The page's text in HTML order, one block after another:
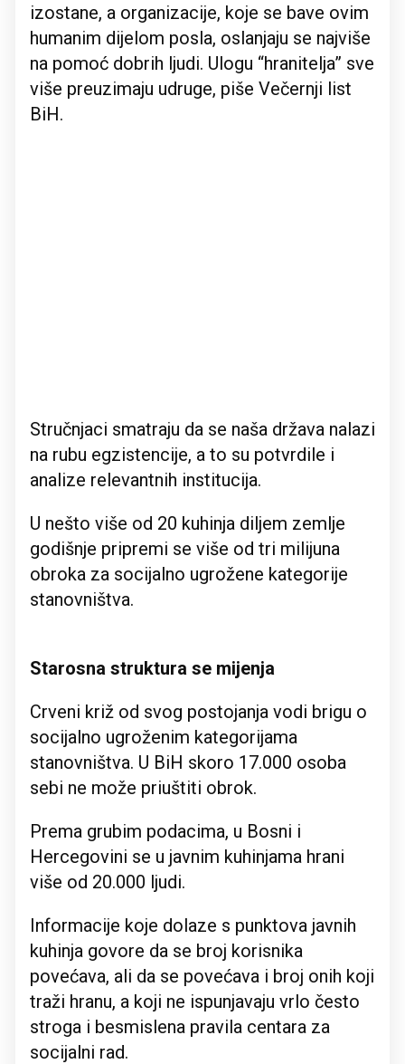
izostane, a organizacije, koje se bave ovim
humanim dijelom posla, oslanjaju se najviše
na pomoć dobrih ljudi. Ulogu “hranitelja” sve
više preuzimaju udruge, piše Večernji list
BiH.
Stručnjaci smatraju da se naša država nalazi
na rubu egzistencije, a to su potvrdile i
analize relevantnih institucija.
U nešto više od 20 kuhinja diljem zemlje
godišnje pripremi se više od tri milijuna
obroka za socijalno ugrožene kategorije
stanovništva.
Starosna struktura se mijenja
Crveni križ od svog postojanja vodi brigu o
socijalno ugroženim kategorijama
stanovništva. U BiH skoro 17.000 osoba
sebi ne može priuštiti obrok.
Prema grubim podacima, u Bosni i
Hercegovini se u javnim kuhinjama hrani
više od 20.000 ljudi.
Informacije koje dolaze s punktova javnih
kuhinja govore da se broj korisnika
povećava, ali da se povećava i broj onih koji
traži hranu, a koji ne ispunjavaju vrlo često
stroga i besmislena pravila centara za
socijalni rad.